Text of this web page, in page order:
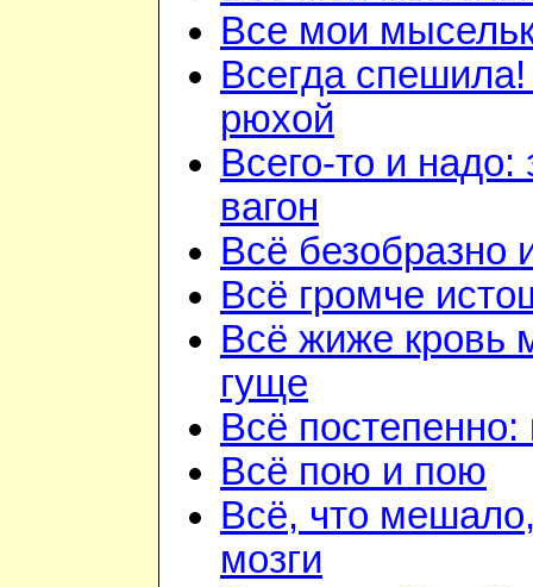
Все мои
Всегда
рюхой
Всего-то и надо:
вагон
Всё безобразно
Всё громче
Всё жиже кровь
гуще
Всё постепенно:
Всё пою и пою
Всё, что
мозги